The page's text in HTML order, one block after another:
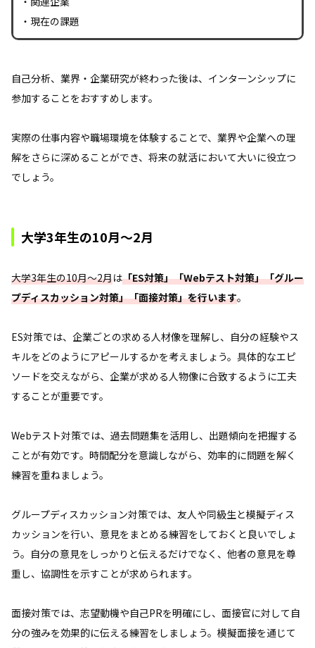
・現在の課題
自己分析、業界・企業研究が終わった後は、インターンシップに
参加することをおすすめします。
実際の仕事内容や職場環境を体験することで、業界や企業への理
解をさらに深めることができ、将来の就活において大いに役立つ
でしょう。
大学3年生の10月～2月
大学3年生の10月～2月は「ES対策」「Webテスト対策」「グルー
プディスカッション対策」「面接対策」を行います。
ES対策では、企業ごとの求める人材像を理解し、自分の経験やス
キルをどのようにアピールするかを考えましょう。具体的なエピ
ソードを交えながら、企業が求める人物像に合致するように工夫
することが重要です。
Webテスト対策では、過去問題集を活用し、出題傾向を把握する
ことが有効です。時間配分を意識しながら、効率的に問題を解く
練習を重ねましょう。
グループディスカッション対策では、友人や同級生と模擬ディス
カッションを行い、意見をまとめる練習をしておくと良いでしょ
う。自分の意見をしっかりと伝えるだけでなく、他者の意見を尊
重し、協調性を示すことが求められます。
面接対策では、志望動機や自己PRを明確にし、面接官に対して自
分の強みを効果的に伝える練習をしましょう。模擬面接を通じて